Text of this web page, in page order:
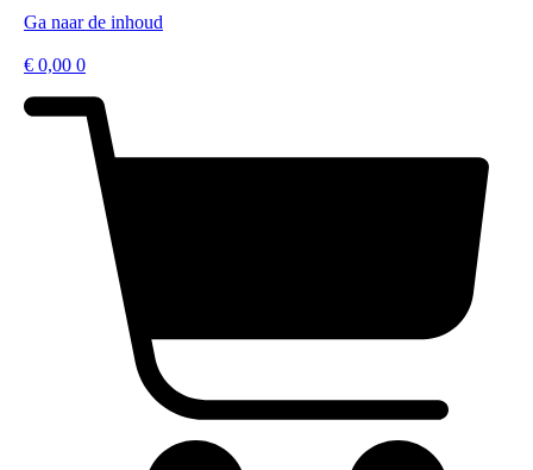
Ga naar de inhoud
€ 0,00 0